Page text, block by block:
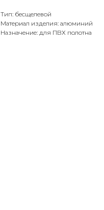
Тип: бесщелевой
Материал изделия: алюминий
Назначение: для ПВХ полотна